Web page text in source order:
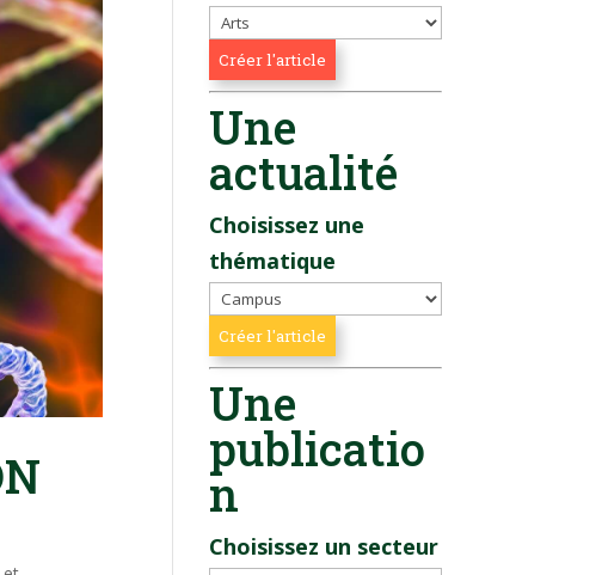
Une
actualité
Choisissez une
thématique
Une
publicatio
n
Choisissez un secteur